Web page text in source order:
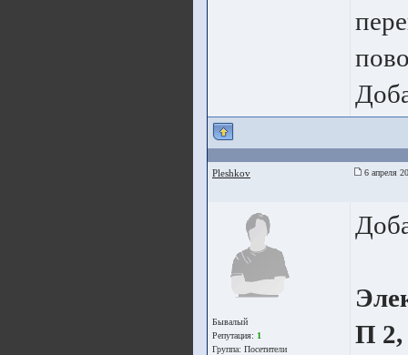
Pleshkov 6 апреля
Бывалый
Репутация: 1
Группа: Посетители
П 2,